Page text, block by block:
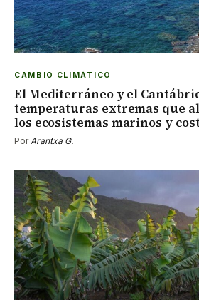
CAMBIO CLIMÁTICO
El Mediterráneo y el
temperaturas extremas que
los ecosistemas marinos y
PorArantxa G.